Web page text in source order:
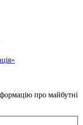
про майбутні